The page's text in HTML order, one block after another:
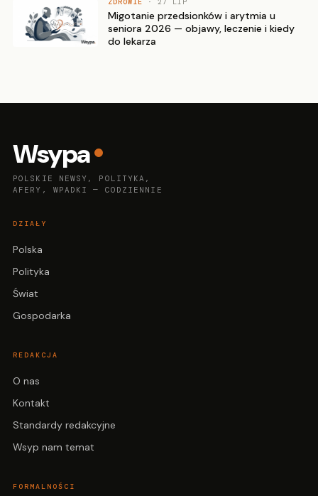
Migotanie przedsionków i arytmia u
seniora 2026 — objawy, leczenie i kiedy
do lekarza
Wsypa
POLSKIE NEWSY, POLITYKA,
AFERY, WPADKI — CODZIENNIE
DZIAŁY
Polska
Polityka
Świat
Gospodarka
REDAKCJA
O nas
Kontakt
Standardy redakcyjne
Wsyp nam temat
FORMALNOŚCI